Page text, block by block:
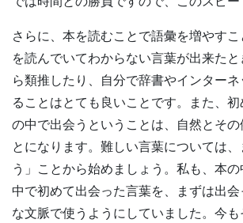
さらに、本を読むことで語彙を増やす
を読んでいてわからない言葉が出来た
ら類推したり、自分で辞書やインター
ることはとても良いことです。また、
の中で出会うということは、自然とその
とになります。難しい言葉については
う」ことから始めましょう。私も、本の
中で初めて出会った言葉を、まずは出会
な文脈で使うようにしていました。今